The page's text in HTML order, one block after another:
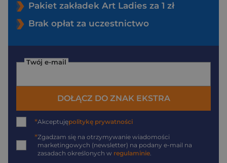
Pakiet zakładek Art Ladies za 1 zł
Brak opłat za uczestnictwo
Twój e-mail
DOŁĄCZ DO ZNAK EKSTRA
*Akceptujępolitykę prywatności
*Zgadzam się na otrzymywanie wiadomości
marketingowych (newsletter) na podany e-mail na
zasadach określonych w regulaminie.